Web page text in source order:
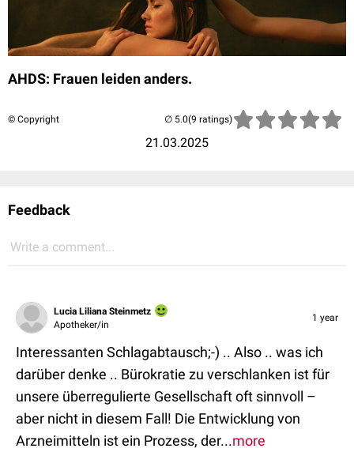
AHDS: Frauen leiden anders.
© Copyright
21.03.2025
(9 ratings)
Feedback
Write a comment...
Lucia Liliana Steinmetz
Apotheker/in
1 year
Interessanten Schlagabtausch;-) .. Also .. was ich
darüber denke .. Bürokratie zu verschlanken ist für
unsere überregulierte Gesellschaft oft sinnvoll –
aber nicht in diesem Fall! Die Entwicklung von
Arzneimitteln ist ein Prozess, der...more